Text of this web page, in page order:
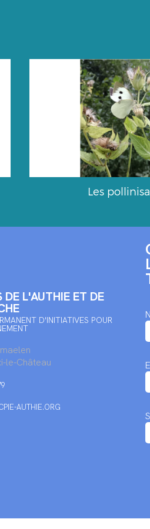
Les
DE L'AUTHIE ET DE
D'INITIATIVES POUR
le-Château
AUTHIE.ORG